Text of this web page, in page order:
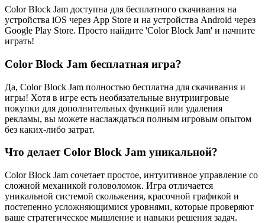
Color Block Jam доступна для бесплатного скачивания на
устройства iOS через App Store и на устройства Android через
Google Play Store. Просто найдите 'Color Block Jam' и начните
играть!
Color Block Jam бесплатная игра?
Да, Color Block Jam полностью бесплатна для скачивания и
игры! Хотя в игре есть необязательные внутриигровые
покупки для дополнительных функций или удаления
рекламы, вы можете наслаждаться полным игровым опытом
без каких-либо затрат.
Что делает Color Block Jam уникальной?
Color Block Jam сочетает простое, интуитивное управление со
сложной механикой головоломок. Игра отличается
уникальной системой скольжения, красочной графикой и
постепенно усложняющимися уровнями, которые проверяют
ваше стратегическое мышление и навыки решения задач.